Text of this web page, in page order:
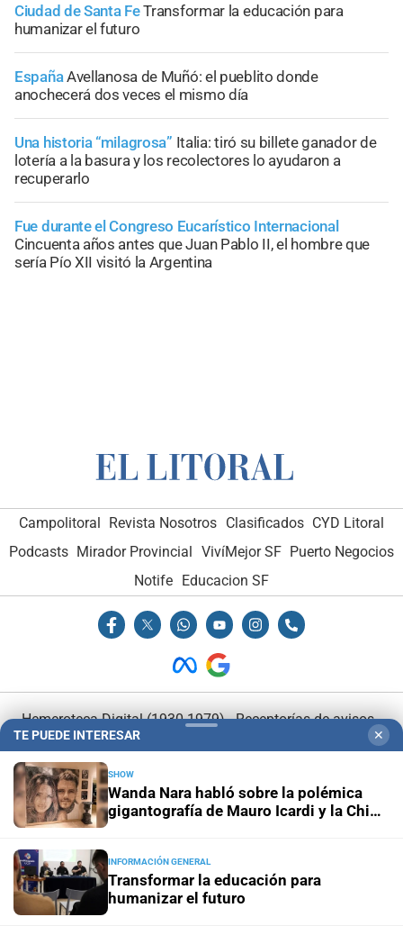
Ciudad de Santa FeTransformar la educación para
humanizar el futuro
EspañaAvellanosa de Muñó: el pueblito donde
anochecerá dos veces el mismo día
Una historia “milagrosa” Italia: tiró su billete ganador de
lotería a la basura y los recolectores lo ayudaron a
recuperarlo
Fue durante el Congreso Eucarístico Internacional
Cincuenta años antes que Juan Pablo II, el hombre que
sería Pío XII visitó la Argentina
Campolitoral Revista Nosotros Clasificados CYD Litoral
Podcasts Mirador Provincial VivíMejor SF Puerto Negocios
Notife
Educacion SF
Hemeroteca Digital (1930-1979)-Receptorías de avisos-
Administración y Publicidad
Elementos institucionales-
Opcionales con El Litoral
El Litoral es miembro de:
TE PUEDE INTERESAR ✕
SHOW
Wanda Nara habló sobre la polémica
gigantografía de Mauro Icardi y la China
INFORMACIÓN GENERAL
Transformar la educación para
humanizar el futuro